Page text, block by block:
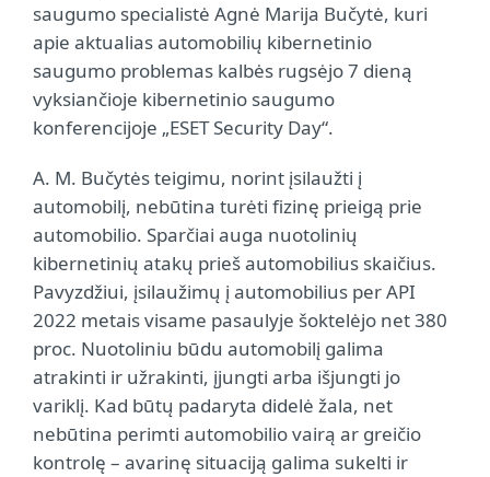
saugumo specialistė Agnė Marija Bučytė, kuri
apie aktualias automobilių kibernetinio
saugumo problemas kalbės rugsėjo 7 dieną
vyksiančioje kibernetinio saugumo
konferencijoje „ESET Security Day“.
A. M. Bučytės teigimu, norint įsilaužti į
automobilį, nebūtina turėti fizinę prieigą prie
automobilio. Sparčiai auga nuotolinių
kibernetinių atakų prieš automobilius skaičius.
Pavyzdžiui, įsilaužimų į automobilius per API
2022 metais visame pasaulyje šoktelėjo net 380
proc. Nuotoliniu būdu automobilį galima
atrakinti ir užrakinti, įjungti arba išjungti jo
variklį. Kad būtų padaryta didelė žala, net
nebūtina perimti automobilio vairą ar greičio
kontrolę – avarinę situaciją galima sukelti ir